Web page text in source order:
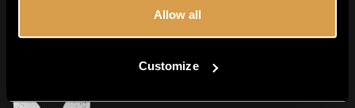
Allow all
Customize
Avez-vous plus